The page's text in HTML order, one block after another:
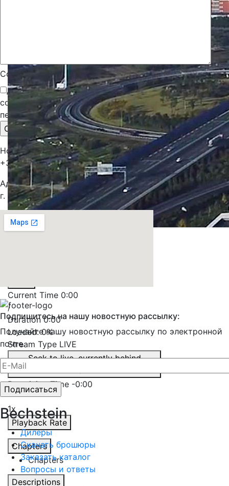
Current Time 0:00
/
Duration0:00
Loaded:0%
Stream Type LIVE
Seek to live, currently behind
liveLIVE
Remaining Time -0:00
1x
Playback Rate
Chapters
Chapters
Descriptions
Согласие*
Да, я прочитал(а) заявление о согласии и даю
согласие на хранение и использование моих
персональных данных.
Номер представительства:
+38 (050) 330 77-93
Адрес представительства:
г. Киев, ул. Добровольческих батальонов, 17
Подпишитесь на нашу новостную рассылку:
Получайте нашу новостную рассылку по электронной
почте.
Bechstein
Дилеры
Скачать брошюры
Заказать каталог
Вопросы и ответы